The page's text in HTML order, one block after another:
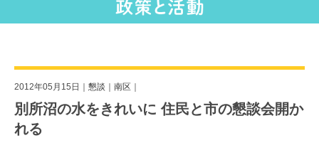
2012年05月15日｜ 懇談 南区
別所沼の水をきれいに 住民と市の懇談会開か
れる